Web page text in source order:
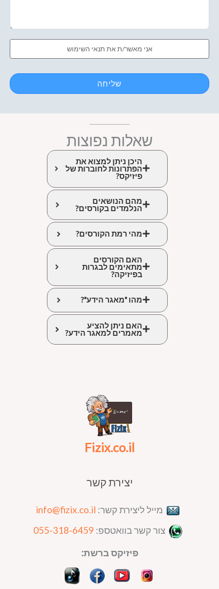
אני מאשר/ת את תנאי השימוש
שליחה
שאלות נפוצות
היכן ניתן למצוא את
הפתרונות לחוברות של
פיזיקס?
מהם הנושאים
הנלמדים בקורסים?
מהי רמת הקורסים?
האם הקורסים
מתאימים לבגרות
בפיזיקה?
מהו "מאגר הידע"?
האם ניתן להציע
מאמרים למאגר הידע?
Fizix.co.il
יצירת קשר
מייל ליצירת קשר:info@fizix.co.il
צור קשר בוואטספ:055-318-6459
פיזיקס ברשת: